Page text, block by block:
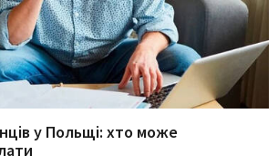
у Польщі: хто може